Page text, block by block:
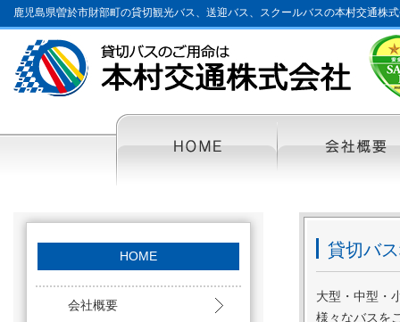
鹿児島県曽於市財部町の貸切観光バス、送迎バス、スクールバスの本村交通株
HOME
会社概要
貸切バ
大型・中型・
様々なバスを